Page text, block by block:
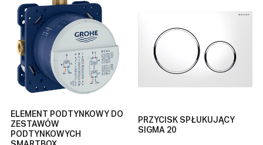
ELEMENT PODTYNKOWY DO
ZESTAWÓW
PODTYNKOWYCH
PRZYCISK SPŁUKUJĄCY
SIGMA 20